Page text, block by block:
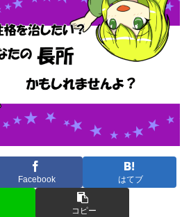
Facebook はてブ
コピー